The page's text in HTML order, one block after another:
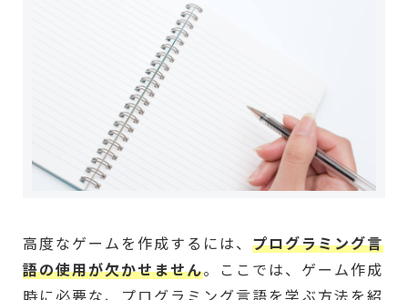
高度なゲームを作成するには、 プログラミング言
語の使用が欠かせません。ここでは、ゲーム作成